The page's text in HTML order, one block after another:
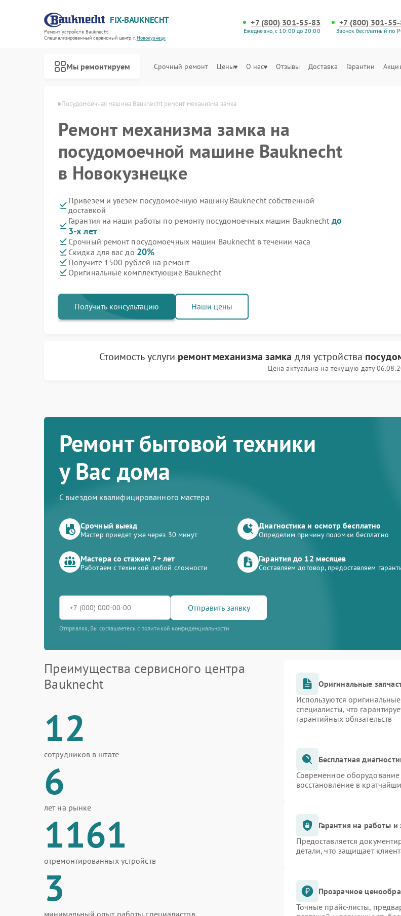
FIX-BAUKNECHT
Ремонт устройств Bauknecht
Специализированный cервисный центр г.Новокузнецк
+7 (800) 301-55-83
Ежедневно, с 10:00 до 20:00
+7 (800) 301-
Звонок бесплатный по
Мы ремонтируем Срочный ремонт Цены О нас Отзывы Доставка Гарантии
Посудомоечная машина Bauknecht ремонт механизма замка
Ремонт механизма замка на
посудомоечной машине Bauknecht
в Новокузнецке
Привезем и увезем посудомоечную машину Bauknecht собственной
доставкой
Гарантия на наши работы по ремонту посудомоечных машин Bauknecht до
3-х лет
Срочный ремонт посудомоечных машин Bauknecht в течении часа
Скидка для вас до 20%
Получите 1500 рублей на ремонт
Оригинальные комплектующие Bauknecht
Получить консультацию Наши цены
Стоимость услуги ремонт механизма замка для устройства
Цена актуальна на текущую дату
Ремонт бытовой техники
у Вас дома
С выездом квалифицированного мастера
Срочный выезд
Мастер приедет уже через 30 минут
Диагностика и осмотр бесплатно
Определим причину поломки бесплатно
Мастера со стажем 7+ лет
Работаем с техникой любой сложности
Гарантия до 12 месяцев
Составляем договор, предоставляем
Отправить заявку
Отправляя, Вы соглашаетесь с политикой конфиденциальности
Преимущества сервисного центра
Bauknecht
12
сотрудников в штате
6
лет на рынке
1161
отремонтированных устройств
3
минимальный опыт работы специалистов
Оригинальные
Используются
специалисты, что
гарантийных обязательств
Бесплатная
Современное оборудование
восстановление в
Гарантия на работы и
Предоставляется
детали, что защищает
Прозрачное
Точные прайс-листы,